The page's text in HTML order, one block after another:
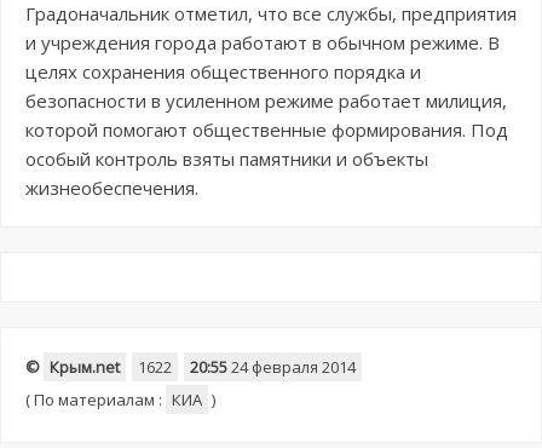
Градоначальник отметил, что все службы, предприятия
и учреждения города работают в обычном режиме. В
целях сохранения общественного порядка и
безопасности в усиленном режиме работает милиция,
которой помогают общественные формирования. Под
особый контроль взяты памятники и объекты
жизнеобеспечения.
© Крым.net 1622 20:5524 февраля 2014
(По материалам : КИА )